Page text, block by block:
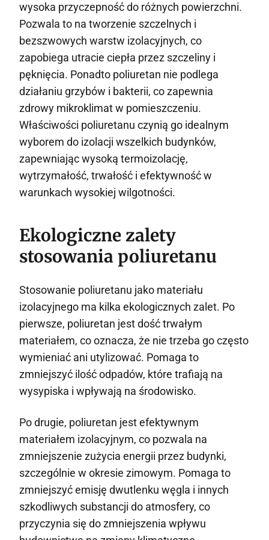
wysoka przyczepność do różnych powierzchni.
Pozwala to na tworzenie szczelnych i
bezszwowych warstw izolacyjnych, co
zapobiega utracie ciepła przez szczeliny i
pęknięcia. Ponadto poliuretan nie podlega
działaniu grzybów i bakterii, co zapewnia
zdrowy mikroklimat w pomieszczeniu.
Właściwości poliuretanu czynią go idealnym
wyborem do izolacji wszelkich budynków,
zapewniając wysoką termoizolację,
wytrzymałość, trwałość i efektywność w
warunkach wysokiej wilgotności.
Ekologiczne zalety
stosowania poliuretanu
Stosowanie poliuretanu jako materiału
izolacyjnego ma kilka ekologicznych zalet. Po
pierwsze, poliuretan jest dość trwałym
materiałem, co oznacza, że nie trzeba go często
wymieniać ani utylizować. Pomaga to
zmniejszyć ilość odpadów, które trafiają na
wysypiska i wpływają na środowisko.
Po drugie, poliuretan jest efektywnym
materiałem izolacyjnym, co pozwala na
zmniejszenie zużycia energii przez budynki,
szczególnie w okresie zimowym. Pomaga to
zmniejszyć emisję dwutlenku węgla i innych
szkodliwych substancji do atmosfery, co
przyczynia się do zmniejszenia wpływu